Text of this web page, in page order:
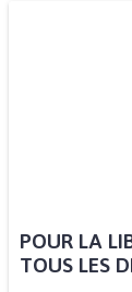
POUR LA
TOUS LES